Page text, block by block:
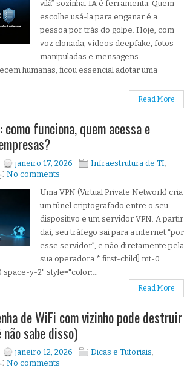
vilã” sozinha. IA é ferramenta. Quem
escolhe usá-la para enganar é a
pessoa por trás do golpe. Hoje, com
voz clonada, vídeos deepfake, fotos
manipuladas e mensagens
humanas, ficou essencial adotar uma
Read More
como funciona, quem acessa e
janeiro 17, 2026 Infraestrutura de TI
No comments
Uma VPN (Virtual Private Network) cria
um túnel criptografado entre o seu
dispositivo e um servidor VPN. A partir
daí, seu tráfego sai para a internet “por
esse servidor”, e não diretamente pela
sua operadora.*:first-child]:mt-0
y-2" style="color:...
Read More
de WiFi com vizinho pode destruir
sabe disso)
janeiro 12, 2026 Dicas e Tutoriais
No comments